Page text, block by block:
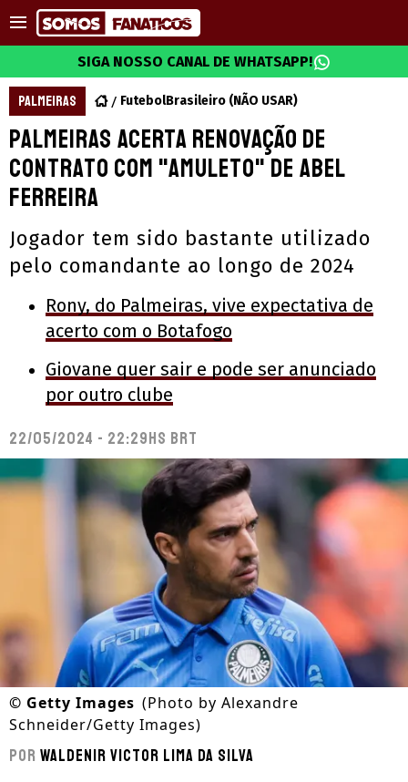
SIGA NOSSO CANAL DE WHATSAPP!
PALMEIRAS FutebolBrasileiro (NÃO USAR)
Palmeiras acerta renovação de
contrato com "amuleto" de Abel
Ferreira
Jogador tem sido bastante utilizado
pelo comandante ao longo de 2024
Rony, do Palmeiras, vive expectativa de
acerto com o Botafogo
Giovane quer sair e pode ser anunciado
por outro clube
22/05/2024 - 22:29hs BRT
© Getty Images (Photo by Alexandre
Schneider/Getty Images)
Por Waldenir Victor Lima Da Silva